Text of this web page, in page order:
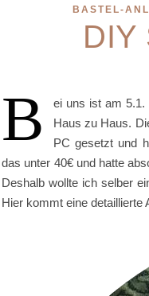
BASTEL-
DIY
B
ei uns ist am 5.1.
Haus zu Haus.
PC gesetzt und
das unter 40€ und hatte
Deshalb wollte ich selber
Hier kommt eine detaillierte